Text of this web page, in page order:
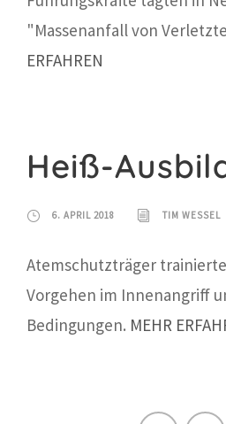
"Massenanfall von
ERFAHREN
Heiß-
6. APRIL 2018 TIM WESSEL
Atemschutzträger
Vorgehen im Innenangriff
Bedingungen. MEHR